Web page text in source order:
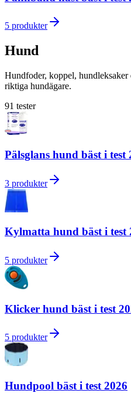
5 produkter
Hund
Hundfoder, koppel,
riktiga hundägare.
91 tester
Pälsglans hund bäst i test
3 produkter
Kylmatta hund bäst i test
5 produkter
Klicker hund bäst i test
5 produkter
Hundpool bäst i test 2026